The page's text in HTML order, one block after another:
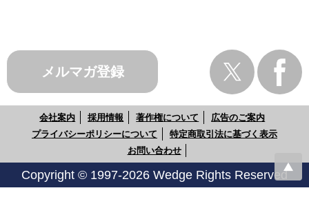
メルマガ登録
会社案内 採用情報 著作権について
広告のご案内
プライバシーポリシーについて
特定商取引法に基づく表示
お問い合わせ
Copyright © 1997-2026 Wedge Rights Reserved